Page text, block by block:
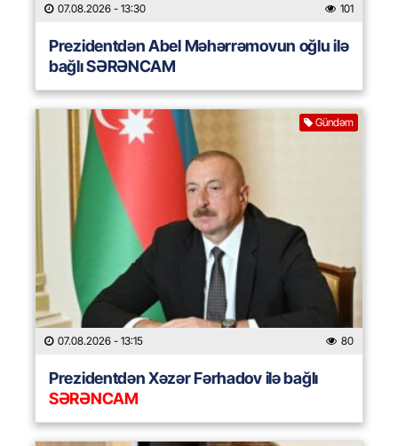
07.08.2026 - 13:30 101
Prezidentdən Abel Məhərrəmovun oğlu ilə
bağlı SƏRƏNCAM
Gündəm
07.08.2026 - 13:15 80
Prezidentdən Xəzər Fərhadov ilə bağlı
SƏRƏNCAM